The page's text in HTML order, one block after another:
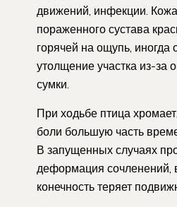
движений, инфекции.
пораженного сустава
горячей на ощупь, иногда
утолщение участка из-за
сумки.
При ходьбе птица
боли большую часть
В запущенных случаях
деформация сочленений,
конечность теряет